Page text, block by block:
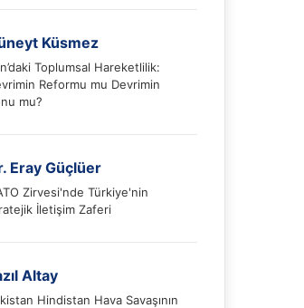
Küsmez
Toplumsal Hareketlilik:
Reformu mu Devrimin
mu?
Eray Güçlüer
Zirvesi'nde Türkiye'nin
İletişim Zaferi
Altay
Hindistan Hava Savaşının